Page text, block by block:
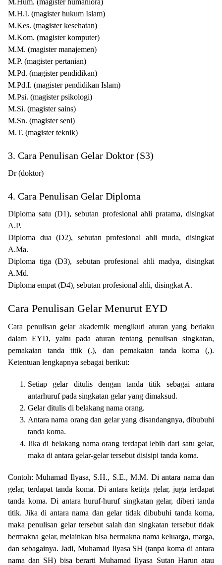
M.Hum. (magister humaniora)
M.H.I. (magister hukum Islam)
M.Kes. (magister kesehatan)
M.Kom. (magister komputer)
M.M. (magister manajemen)
M.P. (magister pertanian)
M.Pd. (magister pendidikan)
M.Pd.I. (magister pendidikan Islam)
M.Psi. (magister psikologi)
M.Si. (magister sains)
M.Sn. (magister seni)
M.T. (magister teknik)
3. Cara Penulisan Gelar Doktor (S3)
Dr (doktor)
4. Cara Penulisan Gelar Diploma
Diploma satu (D1), sebutan profesional ahli pratama, disingkat
A.P.
Diploma dua (D2), sebutan profesional ahli muda, disingkat
A.Ma.
Diploma tiga (D3), sebutan profesional ahli madya, disingkat
A.Md.
Diploma empat (D4), sebutan profesional ahli, disingkat A.
Cara Penulisan Gelar Menurut EYD
Cara penulisan gelar akademik mengikuti aturan yang berlaku
dalam EYD, yaitu pada aturan tentang penulisan singkatan,
pemakaian tanda titik (.), dan pemakaian tanda koma (,).
Ketentuan lengkapnya sebagai berikut:
Setiap gelar ditulis dengan tanda titik sebagai antara
antarhuruf pada singkatan gelar yang dimaksud.
Gelar ditulis di belakang nama orang.
Antara nama orang dan gelar yang disandangnya, dibubuhi
tanda koma.
Jika di belakang nama orang terdapat lebih dari satu gelar,
maka di antara gelar-gelar tersebut disisipi tanda koma.
Contoh: Muhamad Ilyasa, S.H., S.E., M.M. Di antara nama dan
gelar, terdapat tanda koma. Di antara ketiga gelar, juga terdapat
tanda koma. Di antara huruf-huruf singkatan gelar, diberi tanda
titik. Jika di antara nama dan gelar tidak dibubuhi tanda koma,
maka penulisan gelar tersebut salah dan singkatan tersebut tidak
bermakna gelar, melainkan bisa bermakna nama keluarga, marga,
dan sebagainya. Jadi, Muhamad Ilyasa SH (tanpa koma di antara
nama dan SH) bisa berarti Muhamad Ilyasa Sutan Harun atau